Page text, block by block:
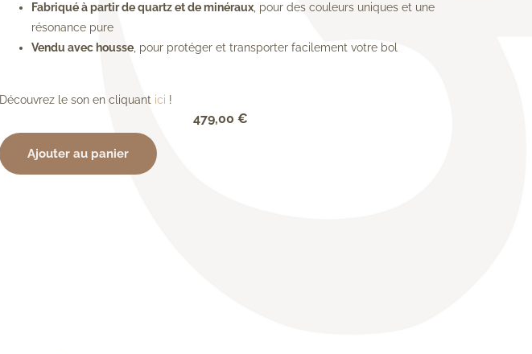
Fabriqué à partir de quartz et de minéraux, pour des couleurs uniques et une
résonance pure
Vendu avec housse, pour protéger et transporter facilement votre bol
Découvrez le son en cliquant ici !
479,00 €
Ajouter au panier